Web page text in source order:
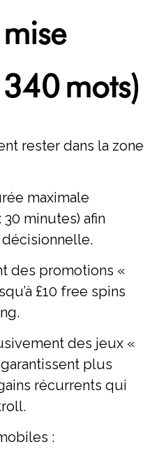
mots)
rester dans la zone
maximale
minutes) afin
des promotions «
£10 free spins
des jeux «
plus
récurrents qui
: